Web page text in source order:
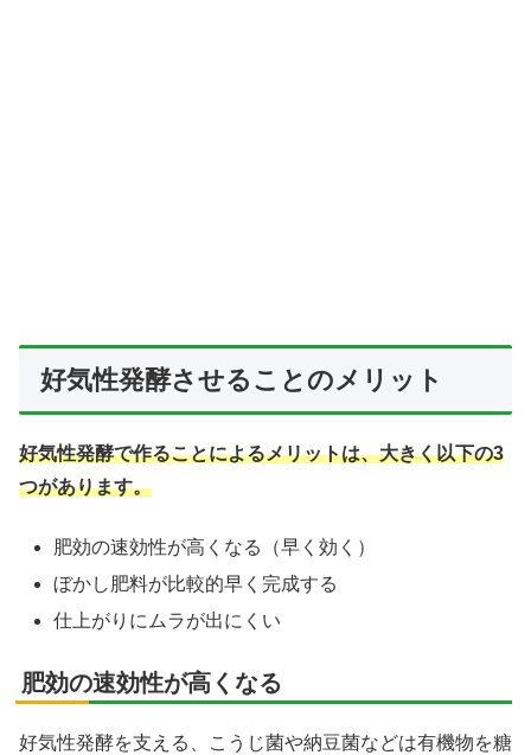
好気性発酵させることのメリット
好気性発酵で作ることによるメリットは、大きく以下の3
つがあります。
肥効の速効性が高くなる（早く効く）
ぼかし肥料が比較的早く完成する
仕上がりにムラが出にくい
肥効の速効性が高くなる
好気性発酵を支える、こうじ菌や納豆菌などは有機物を糖